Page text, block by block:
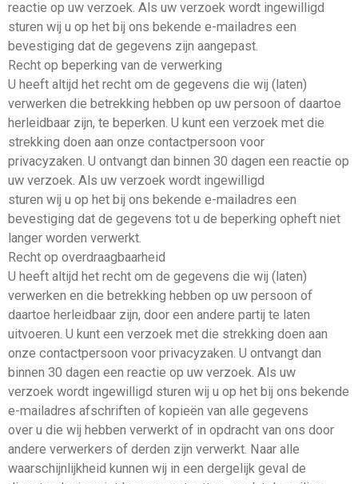
reactie op uw verzoek. Als uw verzoek wordt ingewilligd
sturen wij u op het bij ons bekende e-mailadres een
bevestiging dat de gegevens zijn aangepast.
Recht op beperking van de verwerking
U heeft altijd het recht om de gegevens die wij (laten)
verwerken die betrekking hebben op uw persoon of daartoe
herleidbaar zijn, te beperken. U kunt een verzoek met die
strekking doen aan onze contactpersoon voor
privacyzaken. U ontvangt dan binnen 30 dagen een reactie op
uw verzoek. Als uw verzoek wordt ingewilligd
sturen wij u op het bij ons bekende e-mailadres een
bevestiging dat de gegevens tot u de beperking opheft niet
langer worden verwerkt.
Recht op overdraagbaarheid
U heeft altijd het recht om de gegevens die wij (laten)
verwerken en die betrekking hebben op uw persoon of
daartoe herleidbaar zijn, door een andere partij te laten
uitvoeren. U kunt een verzoek met die strekking doen aan
onze contactpersoon voor privacyzaken. U ontvangt dan
binnen 30 dagen een reactie op uw verzoek. Als uw
verzoek wordt ingewilligd sturen wij u op het bij ons bekende
e-mailadres afschriften of kopieën van alle gegevens
over u die wij hebben verwerkt of in opdracht van ons door
andere verwerkers of derden zijn verwerkt. Naar alle
waarschijnlijkheid kunnen wij in een dergelijk geval de